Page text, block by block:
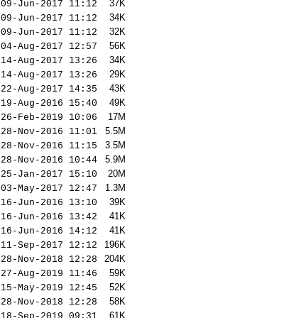
09-Jun-2017 11:12
37K
09-Jun-2017 11:12
34K
09-Jun-2017 11:12
32K
04-Aug-2017 12:57
56K
14-Aug-2017 13:26
34K
14-Aug-2017 13:26
29K
22-Aug-2017 14:35
43K
19-Aug-2016 15:40
49K
26-Feb-2019 10:06
17M
28-Nov-2016 11:01 5 .5M
28-Nov-2016 11:15 3 .5M
28-Nov-2016 10:44 5 .9M
25-Jan-2017 15:10
20M
03-May-2017 12:47 1 .3M
16-Jun-2016 13:10
39K
16-Jun-2016 13:42
41K
16-Jun-2016 14:12
41K
11-Sep-2017 12:12 196K
28-Nov-2018 12:28 204K
27-Aug-2019 11:46
59K
15-May-2019 12:45
52K
28-Nov-2018 12:28
58K
61K